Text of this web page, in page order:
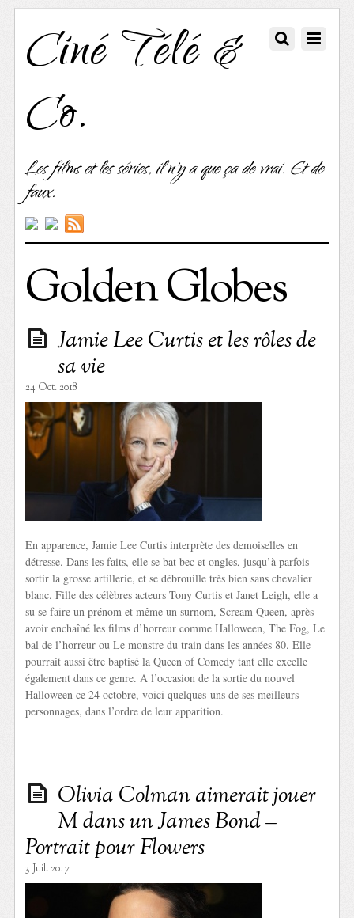
Ciné Télé &
Co.
Les films et les séries, il n'y a que ça de vrai. Et de
faux.
Golden Globes
Jamie Lee Curtis et les rôles de
sa vie
24 Oct. 2018
En apparence, Jamie Lee Curtis interprète des demoiselles en
détresse. Dans les faits, elle se bat bec et ongles, jusqu’à parfois
sortir la grosse artillerie, et se débrouille très bien sans chevalier
blanc. Fille des célèbres acteurs Tony Curtis et Janet Leigh, elle a
su se faire un prénom et même un surnom, Scream Queen, après
avoir enchaîné les films d’horreur comme Halloween, The Fog, Le
bal de l’horreur ou Le monstre du train dans les années 80. Elle
pourrait aussi être baptisé la Queen of Comedy tant elle excelle
également dans ce genre. A l’occasion de la sortie du nouvel
Halloween ce 24 octobre, voici quelques-uns de ses meilleurs
personnages, dans l’ordre de leur apparition.
Olivia Colman aimerait jouer
M dans un James Bond –
Portrait pour Flowers
3 Juil. 2017